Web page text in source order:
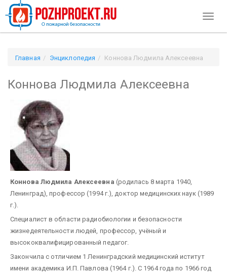
Главная Энциклопедия Коннова Людмила Алексеевна
Коннова Людмила Алексеевна
Коннова Людмила Алексеевна (родилась 8 марта 1940,
Ленинград), профессор (1994 г.), доктор медицинских наук (1989
г.).
Специалист в области радиобиологии и безопасности
жизнедеятельности людей, профессор, учёный и
высококвалифицированный педагог.
Закончила с отличием 1 Ленинградский медицинский иститут
имени академика И.П. Павлова (1964 г.). С 1964 года по 1966 год